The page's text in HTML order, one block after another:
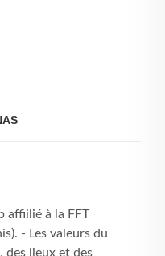
affiilié à la FFT
- Les valeurs du
des lieux et des